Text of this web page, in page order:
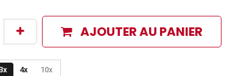
AJOUTER AU PANIER
paiement disponibles
3x 4x 10x